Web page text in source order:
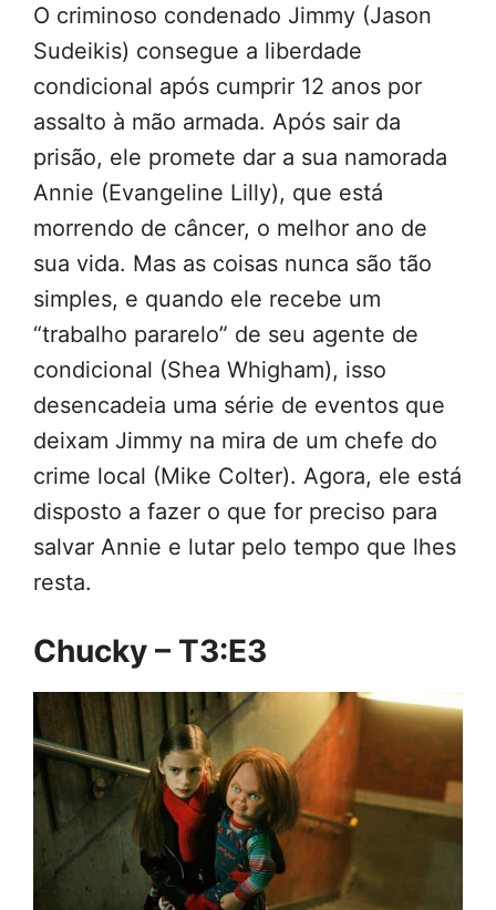
O criminoso condenado Jimmy (Jason
Sudeikis) consegue a liberdade
condicional após cumprir 12 anos por
assalto à mão armada. Após sair da
prisão, ele promete dar a sua namorada
Annie (Evangeline Lilly), que está
morrendo de câncer, o melhor ano de
sua vida. Mas as coisas nunca são tão
simples, e quando ele recebe um
“trabalho pararelo” de seu agente de
condicional (Shea Whigham), isso
desencadeia uma série de eventos que
deixam Jimmy na mira de um chefe do
crime local (Mike Colter). Agora, ele está
disposto a fazer o que for preciso para
salvar Annie e lutar pelo tempo que lhes
resta.
Chucky – T3:E3